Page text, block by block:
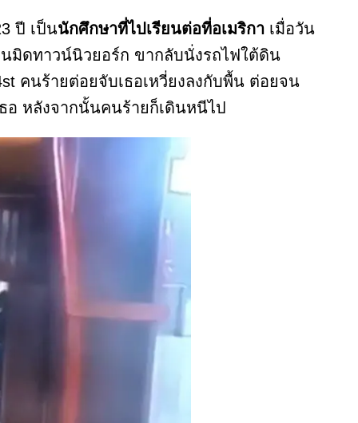
ปี เป็นนักศึกษาที่ไปเรียนต่อที่อเมริกา เมื่อวัน
มิดทาวน์นิวยอร์ก ขากลับนั่งรถไฟใต้ดิน
คนร้ายต่อยจับเธอเหวี่ยงลงกับพื้น ต่อยจน
อ หลังจากนั้นคนร้ายก็เดินหนีไป